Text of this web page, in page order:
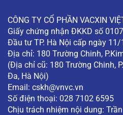
CÔNG TY CỔ PHẦN VACXIN
Giấy chứng nhận ĐKKD số
Đầu tư TP. Hà Nội cấp ngày
Địa chỉ: 180 Trường Chinh,
(Địa chỉ cũ: 180 Trường Chinh,
Đa, Hà Nội)
Email: cskh@vnvc.vn
Số điện thoại: 028 7102 6595
Chịu trách nhiệm nội dung: